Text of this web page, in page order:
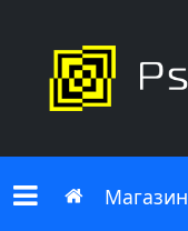
Меню сайта
Главная
Магазин